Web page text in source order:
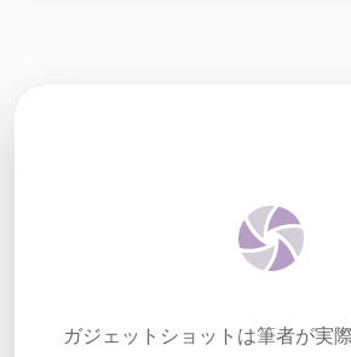
ガジェットショットは筆者が実